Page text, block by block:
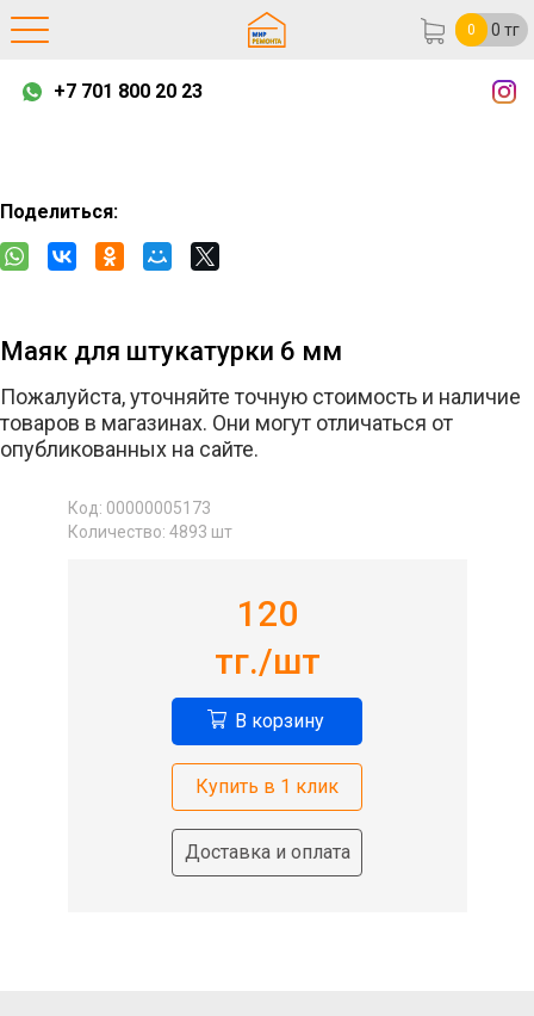
0 0 тг
+7 701 800 20 23
Поделиться:
Маяк для штукатурки 6 мм
Пожалуйста, уточняйте точную стоимость и наличие
товаров в магазинах. Они могут отличаться от
опубликованных на сайте.
Код: 00000005173
Количество: 4893 шт
120
тг./шт
В корзину
Купить в 1 клик
Доставка и оплата